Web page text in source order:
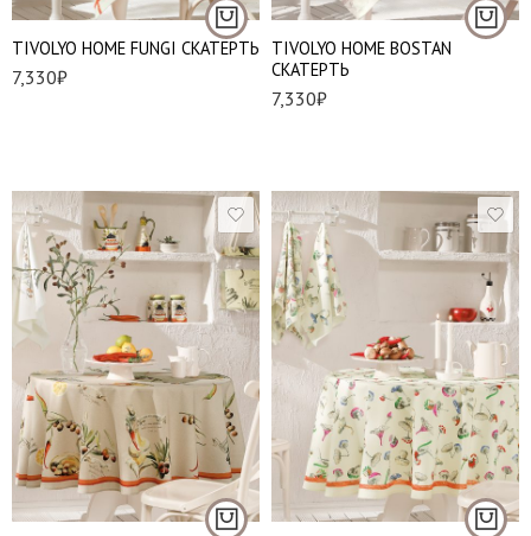
TIVOLYO HOME FUNGI СКАТЕРТЬ
7,330₽
TIVOLYO HOME BOSTAN
СКАТЕРТЬ
7,330₽
180*180 см 180*180 см